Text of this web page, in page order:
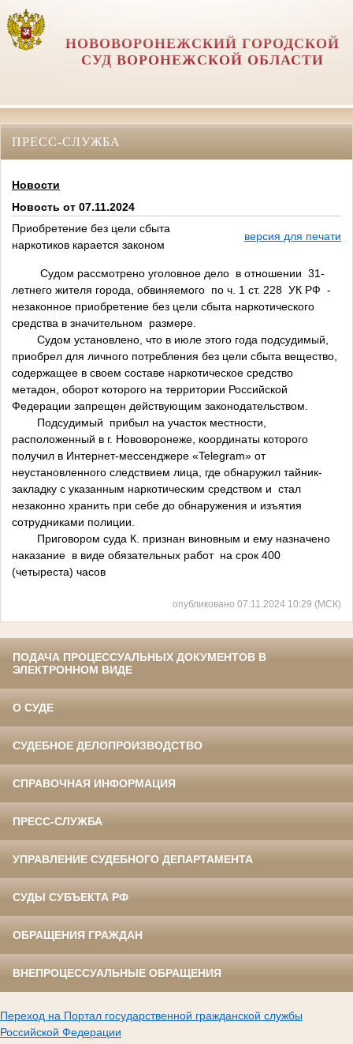
НОВОВОРОНЕЖСКИЙ ГОРОДСКОЙ
СУД ВОРОНЕЖСКОЙ ОБЛАСТИ
ПРЕСС-СЛУЖБА
Новости
Новость от 07.11.2024
Приобретение без цели сбыта
наркотиков карается законом
версия для печати
Судом рассмотрено уголовное дело в отношении 31-
летнего жителя города, обвиняемого по ч. 1 ст. 228 УК РФ -
незаконное приобретение без цели сбыта наркотического
средства в значительном размере.
Судом установлено, что в июле этого года подсудимый,
приобрел для личного потребления без цели сбыта вещество,
содержащее в своем составе наркотическое средство
метадон, оборот которого на территории Российской
Федерации запрещен действующим законодательством.
Подсудимый прибыл на участок местности,
расположенный в г. Нововоронеже, координаты которого
получил в Интернет-мессенджере «Telegram» от
неустановленного следствием лица, где обнаружил тайник-
закладку с указанным наркотическим средством и стал
незаконно хранить при себе до обнаружения и изъятия
сотрудниками полиции.
Приговором суда К. признан виновным и ему назначено
наказание в виде обязательных работ на срок 400
(четыреста) часов
опубликовано 07.11.2024 10:29 (МСК)
ПОДАЧА ПРОЦЕССУАЛЬНЫХ ДОКУМЕНТОВ В
ЭЛЕКТРОННОМ ВИДЕ
О СУДЕ
СУДЕБНОЕ ДЕЛОПРОИЗВОДСТВО
СПРАВОЧНАЯ ИНФОРМАЦИЯ
ПРЕСС-СЛУЖБА
УПРАВЛЕНИЕ СУДЕБНОГО ДЕПАРТАМЕНТА
СУДЫ СУБЪЕКТА РФ
ОБРАЩЕНИЯ ГРАЖДАН
ВНЕПРОЦЕССУАЛЬНЫЕ ОБРАЩЕНИЯ
Переход на Портал государственной гражданской службы
Российской Федерации